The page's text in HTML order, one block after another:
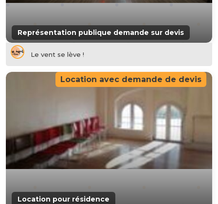
Représentation publique demande sur devis
Le vent se lève !
Location pour résidence
Location avec demande de devis